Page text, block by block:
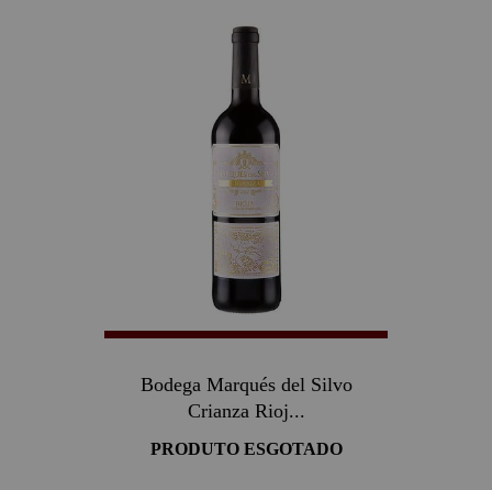
Bodega Marqués del Silvo
Crianza Rioj...
PRODUTO ESGOTADO